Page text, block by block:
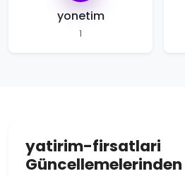
yonetim
1
yatirim-firsatlari